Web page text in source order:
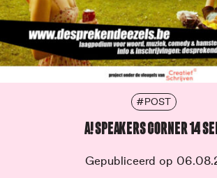
#POST
A! SPEAKERS CORNER 14
Gepubliceerd op